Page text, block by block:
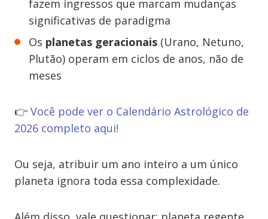
fazem ingressos que marcam mudanças
significativas de paradigma
Os planetas geracionais (Urano, Netuno,
Plutão) operam em ciclos de anos, não de
meses
👉 Você pode ver o Calendário Astrológico de
2026 completo aqui!
Ou seja, atribuir um ano inteiro a um único
planeta ignora toda essa complexidade.